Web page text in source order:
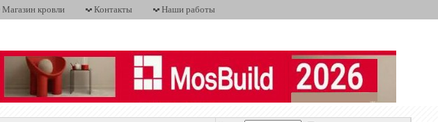
Магазин кровли Контакты Наши работы